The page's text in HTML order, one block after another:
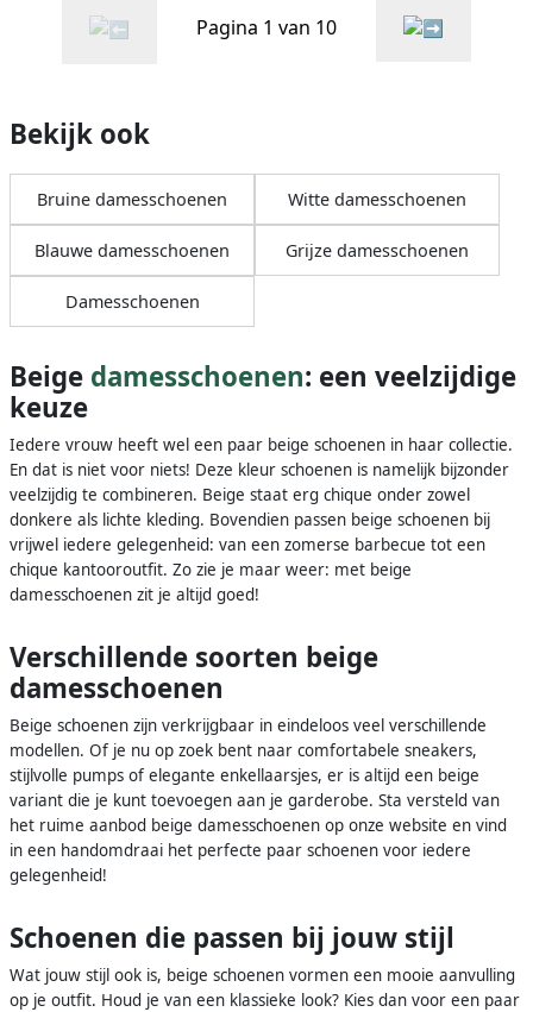
Pagina 1 van 10
Bekijk ook
Bruine damesschoenen Witte damesschoenen
Blauwe damesschoenen Grijze damesschoenen
Damesschoenen
Beige damesschoenen: een veelzijdige
keuze
Iedere vrouw heeft wel een paar beige schoenen in haar collectie.
En dat is niet voor niets! Deze kleur schoenen is namelijk bijzonder
veelzijdig te combineren. Beige staat erg chique onder zowel
donkere als lichte kleding. Bovendien passen beige schoenen bij
vrijwel iedere gelegenheid: van een zomerse barbecue tot een
chique kantooroutfit. Zo zie je maar weer: met beige
damesschoenen zit je altijd goed!
Verschillende soorten beige
damesschoenen
Beige schoenen zijn verkrijgbaar in eindeloos veel verschillende
modellen. Of je nu op zoek bent naar comfortabele sneakers,
stijlvolle pumps of elegante enkellaarsjes, er is altijd een beige
variant die je kunt toevoegen aan je garderobe. Sta versteld van
het ruime aanbod beige damesschoenen op onze website en vind
in een handomdraai het perfecte paar schoenen voor iedere
gelegenheid!
Schoenen die passen bij jouw stijl
Wat jouw stijl ook is, beige schoenen vormen een mooie aanvulling
op je outfit. Houd je van een klassieke look? Kies dan voor een paar